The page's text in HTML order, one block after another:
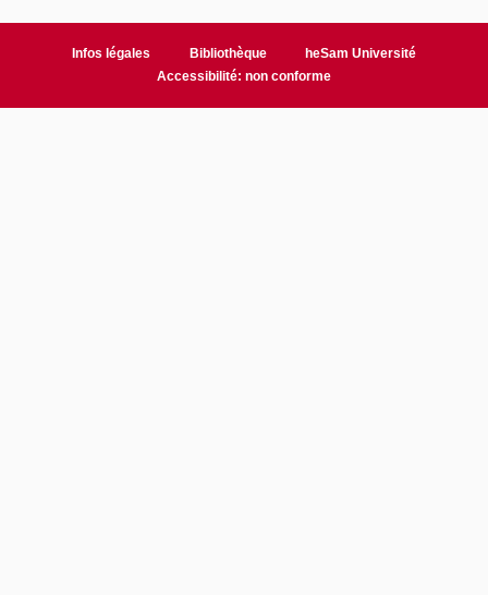
Infos légales Bibliothèque
heSam Université
Accessibilité: non conforme